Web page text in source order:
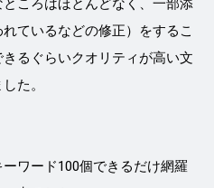
ているなどの修正）をするこ
るぐらいクオリティが高い文
た。
ーワード100個できるだけ網羅